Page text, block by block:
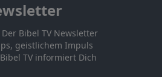
Bibel TV Newsletter
geistlichem Impuls
TV informiert Dich